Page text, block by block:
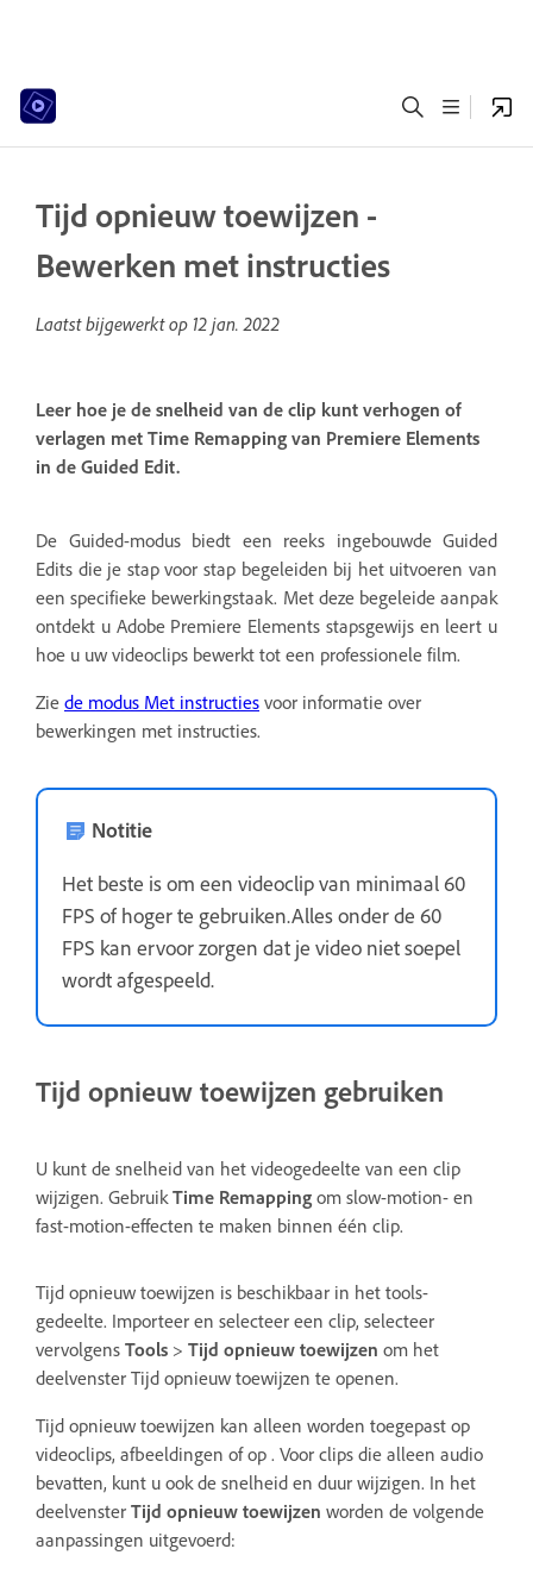
Tijd opnieuw toewijzen -
Bewerken met instructies
Laatst bijgewerkt op 12 jan. 2022
Leer hoe je de snelheid van de clip kunt verhogen of
verlagen met Time Remapping van Premiere Elements
in de Guided Edit.
De Guided-modus biedt een reeks ingebouwde Guided
Edits die je stap voor stap begeleiden bij het uitvoeren van
een specifieke bewerkingstaak. Met deze begeleide aanpak
ontdekt u Adobe Premiere Elements stapsgewijs en leert u
hoe u uw videoclips bewerkt tot een professionele film.
Zie de modus Met instructies voor informatie over
bewerkingen met instructies.
Notitie
Het beste is om een videoclip van minimaal 60
FPS of hoger te gebruiken.Alles onder de 60
FPS kan ervoor zorgen dat je video niet soepel
wordt afgespeeld.
Tijd opnieuw toewijzen gebruiken
U kunt de snelheid van het videogedeelte van een clip
wijzigen. GebruikTime Remapping om slow-motion- en
fast-motion-effecten te maken binnen één clip.
Tijd opnieuw toewijzen is beschikbaar in het tools-
gedeelte. Importeer en selecteer een clip, selecteer
vervolgens Tools > Tijd opnieuw toewijzen om het
deelvenster Tijd opnieuw toewijzen te openen.
Tijd opnieuw toewijzen kan alleen worden toegepast op
videoclips, afbeeldingen of op . Voor clips die alleen audio
bevatten, kunt u ook de snelheid en duur wijzigen. In het
deelvenster Tijd opnieuw toewijzen worden de volgende
aanpassingen uitgevoerd: